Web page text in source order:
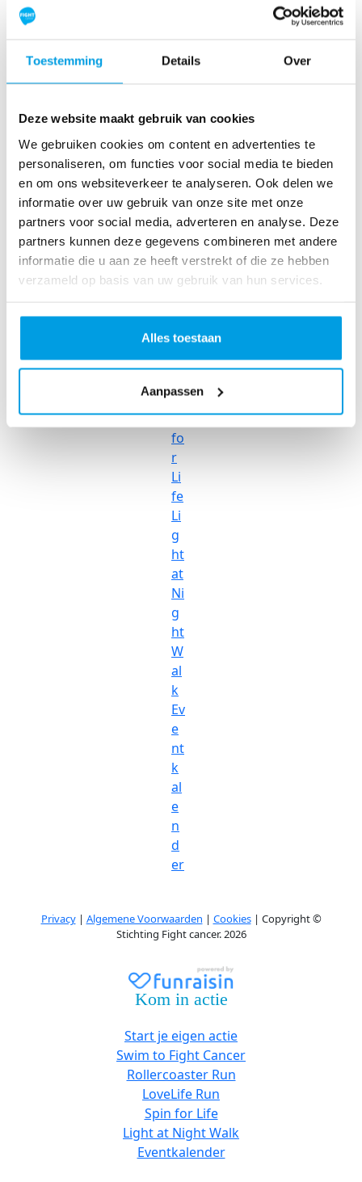
Toestemming Details Over
Deze website maakt gebruik van cookies
We gebruiken cookies om content en advertenties te
personaliseren, om functies voor social media te bieden
en om ons websiteverkeer te analyseren. Ook delen we
informatie over uw gebruik van onze site met onze
partners voor social media, adverteren en analyse. Deze
partners kunnen deze gegevens combineren met andere
informatie die u aan ze heeft verstrekt of die ze hebben
verzameld op basis van uw gebruik van hun services.
Alles toestaan
Aanpassen
rc
te
r
R
u
n
L
o
ve
Li
R
u
n
pi
n
fo
r
Li
fe
Li
g
ht
at
Ni
g
ht
W
al
k
Ev
e
nt
k
al
e
n
d
er
Privacy| Algemene Voorwaarden | Cookies| Copyright ©
Stichting Fight cancer. 2026
Kom in actie
Start je eigen actie
Swim to Fight Cancer
Rollercoaster Run
LoveLife Run
Spin for Life
Light at Night Walk
Eventkalender